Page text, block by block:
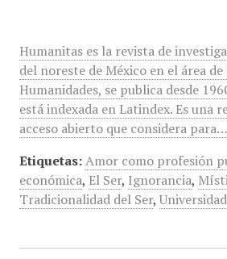
Humanitas es la revista de
del noreste de México en el área de
Humanidades, se publica desde
está indexada en Latindex. Es una
acceso abierto que considera para…
Etiquetas: Amor como profesión
económica, El Ser, Ignorancia,
Tradicionalidad del Ser,